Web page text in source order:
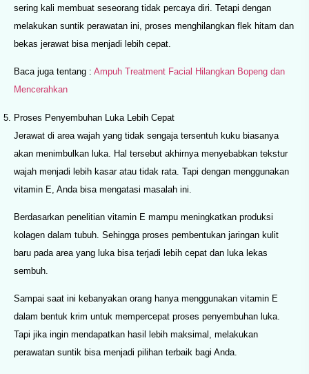
sering kali membuat seseorang tidak percaya diri. Tetapi dengan
melakukan suntik perawatan ini, proses menghilangkan flek hitam dan
bekas jerawat bisa menjadi lebih cepat.
Baca juga tentang : Ampuh Treatment Facial Hilangkan Bopeng dan
Mencerahkan
Proses Penyembuhan Luka Lebih Cepat
Jerawat di area wajah yang tidak sengaja tersentuh kuku biasanya
akan menimbulkan luka. Hal tersebut akhirnya menyebabkan tekstur
wajah menjadi lebih kasar atau tidak rata. Tapi dengan menggunakan
vitamin E, Anda bisa mengatasi masalah ini.
Berdasarkan penelitian vitamin E mampu meningkatkan produksi
kolagen dalam tubuh. Sehingga proses pembentukan jaringan kulit
baru pada area yang luka bisa terjadi lebih cepat dan luka lekas
sembuh.
Sampai saat ini kebanyakan orang hanya menggunakan vitamin E
dalam bentuk krim untuk mempercepat proses penyembuhan luka.
Tapi jika ingin mendapatkan hasil lebih maksimal, melakukan
perawatan suntik bisa menjadi pilihan terbaik bagi Anda.